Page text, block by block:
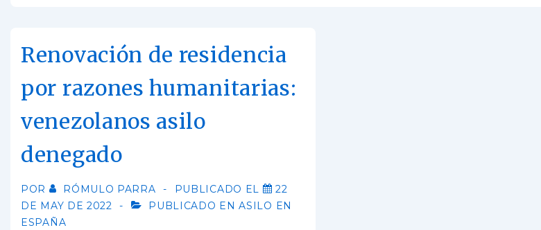
Renovación de residencia
por razones humanitarias:
venezolanos asilo
denegado
POR RÓMULO PARRA PUBLICADO EL
22
DE MAY DE 2022
PUBLICADO ENASILO EN
ESPAÑA